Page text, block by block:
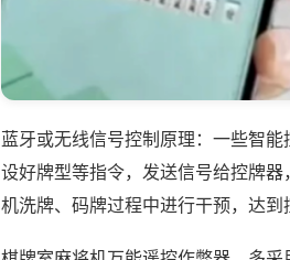
蓝牙或无线信号控制原理：一些智
设好牌型等指令，发送信号给控牌
机洗牌、码牌过程中进行干预，达到